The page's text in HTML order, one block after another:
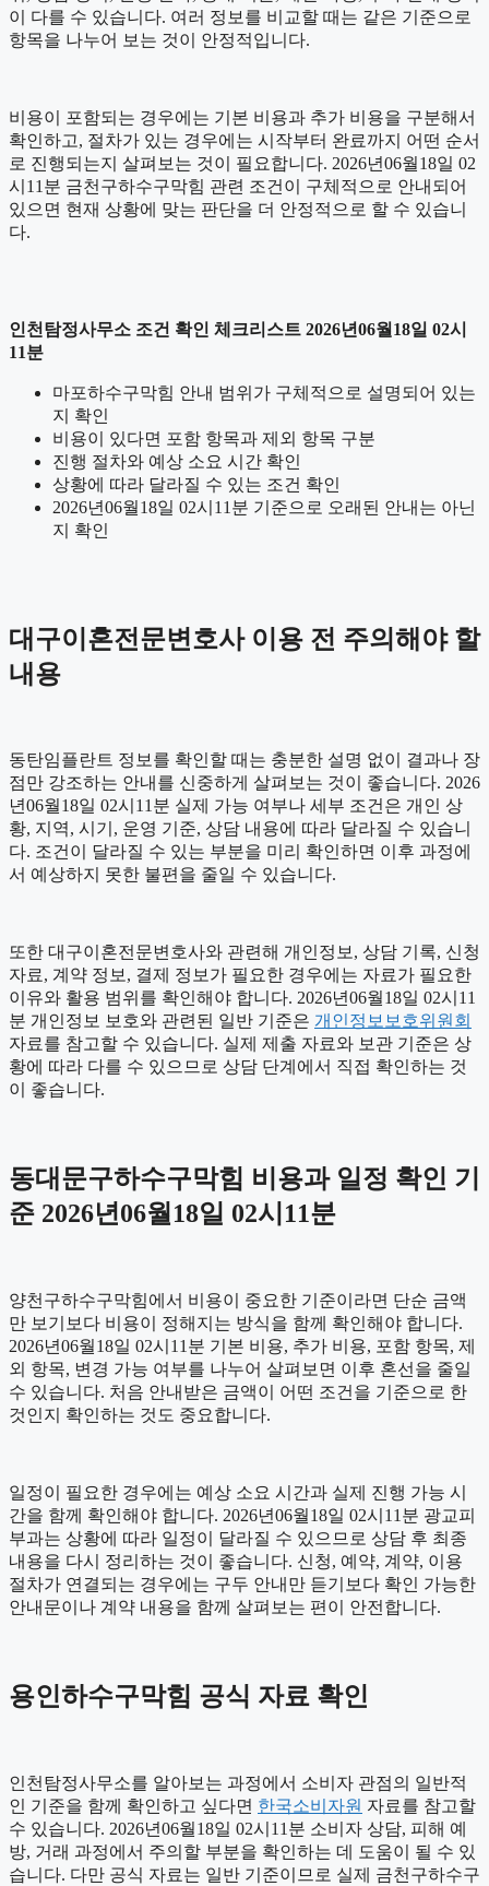
이 다를 수 있습니다. 여러 정보를 비교할 때는 같은 기준으로
항목을 나누어 보는 것이 안정적입니다.
비용이 포함되는 경우에는 기본 비용과 추가 비용을 구분해서
확인하고, 절차가 있는 경우에는 시작부터 완료까지 어떤 순서
로 진행되는지 살펴보는 것이 필요합니다. 2026년06월18일 02
시11분 금천구하수구막힘 관련 조건이 구체적으로 안내되어
있으면 현재 상황에 맞는 판단을 더 안정적으로 할 수 있습니
다.
인천탐정사무소 조건 확인 체크리스트 2026년06월18일 02시
11분
마포하수구막힘 안내 범위가 구체적으로 설명되어 있는
지 확인
비용이 있다면 포함 항목과 제외 항목 구분
진행 절차와 예상 소요 시간 확인
상황에 따라 달라질 수 있는 조건 확인
2026년06월18일 02시11분 기준으로 오래된 안내는 아닌
지 확인
대구이혼전문변호사 이용 전 주의해야 할
내용
동탄임플란트 정보를 확인할 때는 충분한 설명 없이 결과나 장
점만 강조하는 안내를 신중하게 살펴보는 것이 좋습니다. 2026
년06월18일 02시11분 실제 가능 여부나 세부 조건은 개인 상
황, 지역, 시기, 운영 기준, 상담 내용에 따라 달라질 수 있습니
다. 조건이 달라질 수 있는 부분을 미리 확인하면 이후 과정에
서 예상하지 못한 불편을 줄일 수 있습니다.
또한 대구이혼전문변호사와 관련해 개인정보, 상담 기록, 신청
자료, 계약 정보, 결제 정보가 필요한 경우에는 자료가 필요한
이유와 활용 범위를 확인해야 합니다. 2026년06월18일 02시11
분 개인정보 보호와 관련된 일반 기준은 개인정보보호위원회
자료를 참고할 수 있습니다. 실제 제출 자료와 보관 기준은 상
황에 따라 다를 수 있으므로 상담 단계에서 직접 확인하는 것
이 좋습니다.
동대문구하수구막힘 비용과 일정 확인 기
준 2026년06월18일 02시11분
양천구하수구막힘에서 비용이 중요한 기준이라면 단순 금액
만 보기보다 비용이 정해지는 방식을 함께 확인해야 합니다.
2026년06월18일 02시11분 기본 비용, 추가 비용, 포함 항목, 제
외 항목, 변경 가능 여부를 나누어 살펴보면 이후 혼선을 줄일
수 있습니다. 처음 안내받은 금액이 어떤 조건을 기준으로 한
것인지 확인하는 것도 중요합니다.
일정이 필요한 경우에는 예상 소요 시간과 실제 진행 가능 시
간을 함께 확인해야 합니다. 2026년06월18일 02시11분 광교피
부과는 상황에 따라 일정이 달라질 수 있으므로 상담 후 최종
내용을 다시 정리하는 것이 좋습니다. 신청, 예약, 계약, 이용
절차가 연결되는 경우에는 구두 안내만 듣기보다 확인 가능한
안내문이나 계약 내용을 함께 살펴보는 편이 안전합니다.
용인하수구막힘 공식 자료 확인
인천탐정사무소를 알아보는 과정에서 소비자 관점의 일반적
인 기준을 함께 확인하고 싶다면 한국소비자원 자료를 참고할
수 있습니다. 2026년06월18일 02시11분 소비자 상담, 피해 예
방, 거래 과정에서 주의할 부분을 확인하는 데 도움이 될 수 있
습니다. 다만 공식 자료는 일반 기준이므로 실제 금천구하수구